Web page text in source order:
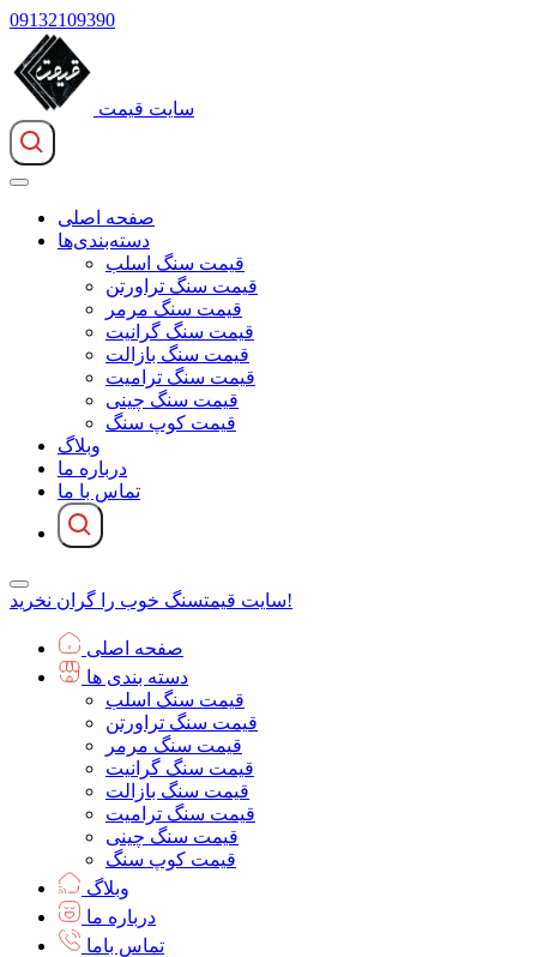
09132109390
سایت قیمت
صفحه اصلی
دسته‌بندی‌ها
قیمت سنگ اسلب
قیمت سنگ تراورتن
قیمت سنگ مرمر
قیمت سنگ گرانیت
قیمت سنگ بازالت
قیمت سنگ ترامیت
قیمت سنگ چینی
قیمت کوپ سنگ
وبلاگ
درباره ما
تماس با ما
سایت قیمتسنگ خوب را گران نخرید!
صفحه اصلی
دسته بندی ها
قیمت سنگ اسلب
قیمت سنگ تراورتن
قیمت سنگ مرمر
قیمت سنگ گرانیت
قیمت سنگ بازالت
قیمت سنگ ترامیت
قیمت سنگ چینی
قیمت کوپ سنگ
وبلاگ
درباره ما
تماس باما